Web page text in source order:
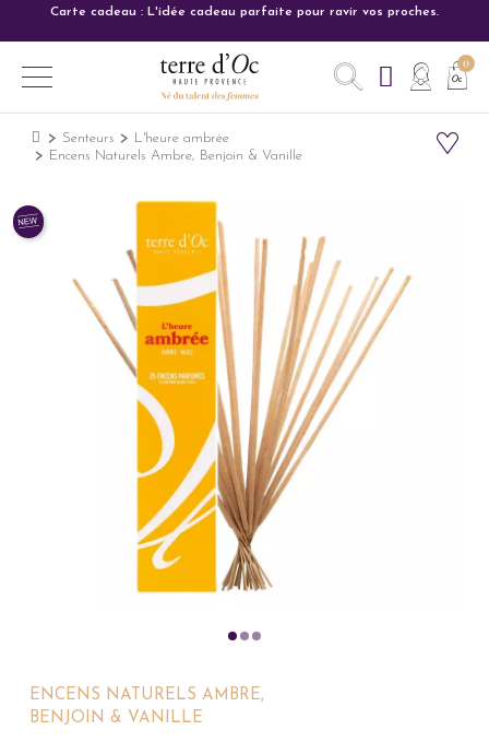
Carte cadeau : L'idée cadeau parfaite pour ravir vos proches.
Senteurs
L'heure ambrée
Encens Naturels Ambre, Benjoin & Vanille
ENCENS NATURELS AMBRE,
BENJOIN & VANILLE